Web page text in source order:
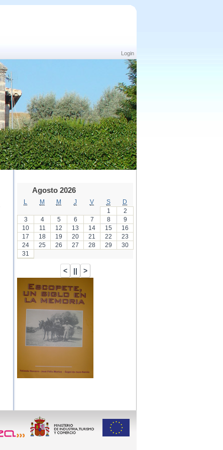
Login
Agosto 2026
M M J V S
D
1
2
3
4 5 6 7 8
9
10
11 12 13 14 15
16
17
18 19 20 21 22
23
24
25 26 27 28 29
30
31